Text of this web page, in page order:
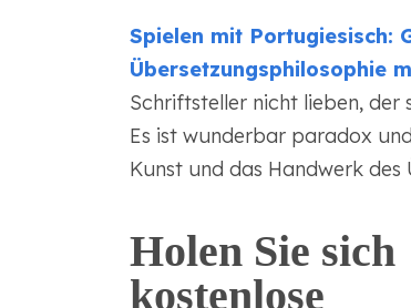
Spielen mit Portugiesisch:
Übersetzungsphilosophie
Schriftsteller nicht lieben, der
Es ist wunderbar paradox
Kunst und das Handwerk des
Holen Sie sich
kostenlose